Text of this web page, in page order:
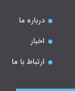
درباره ما
اخبار
ارتباط با ما